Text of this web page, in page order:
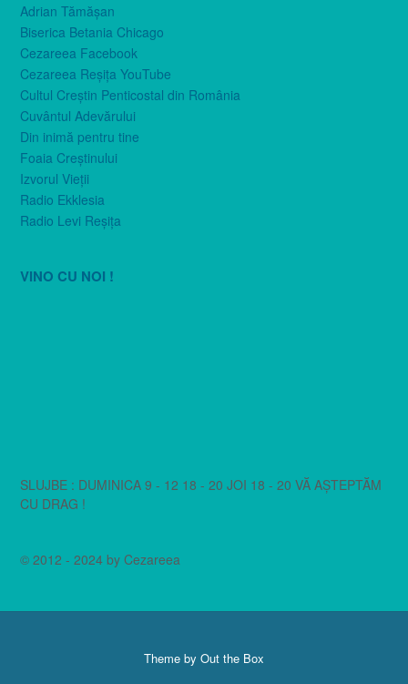
Adrian Tămăşan
Biserica Betania Chicago
Cezareea Facebook
Cezareea Reşiţa YouTube
Cultul Creştin Penticostal din România
Cuvântul Adevărului
Din inimă pentru tine
Foaia Creştinului
Izvorul Vieţii
Radio Ekklesia
Radio Levi Reşiţa
VINO CU NOI !
SLUJBE : DUMINICA 9 - 12 18 - 20 JOI 18 - 20 VĂ AȘTEPTĂM
CU DRAG !
© 2012 - 2024 by Cezareea
Theme by Out the Box